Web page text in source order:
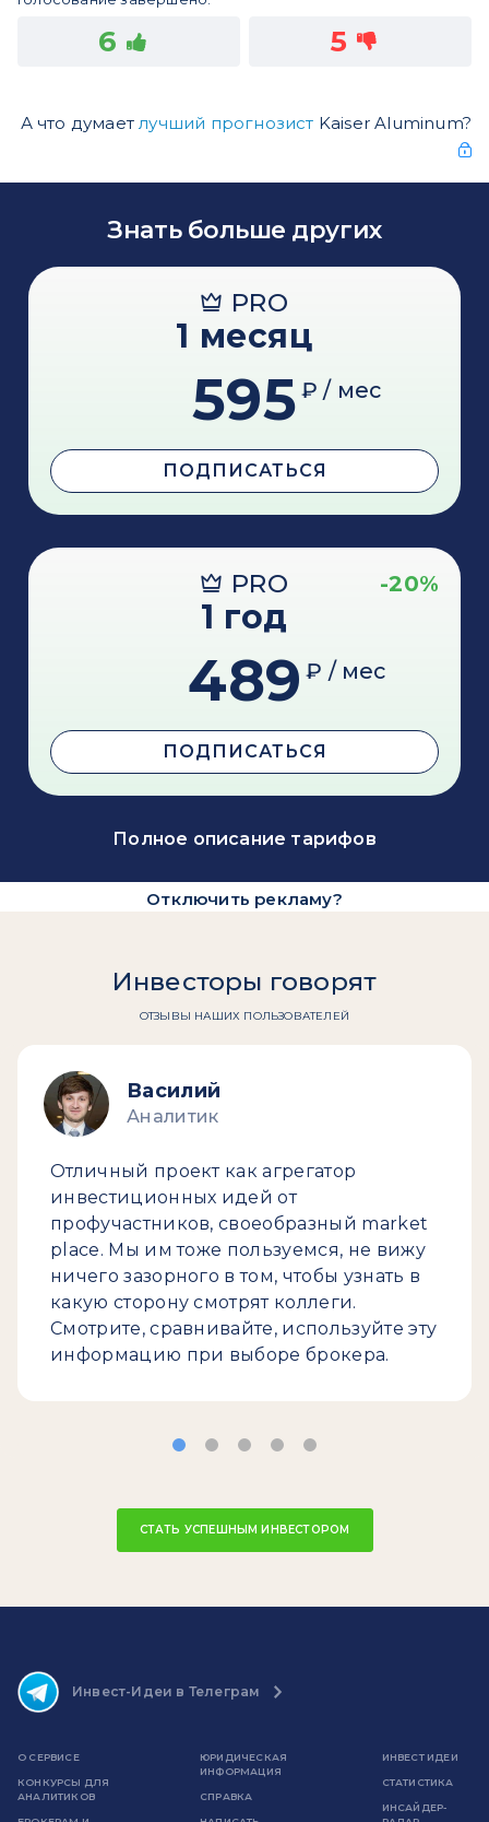
6 5
А что думает лучший прогнозист Kaiser Aluminum?
Знать больше других
PRO
1 месяц
595 ₽ / мес
ПОДПИСАТЬСЯ
PRO -20%
1 год
489 ₽ / мес
ПОДПИСАТЬСЯ
Полное описание тарифов
Отключить рекламу?
Инвесторы говорят
ОТЗЫВЫ НАШИХ ПОЛЬЗОВАТЕЛЕЙ
Василий
Аналитик
Отличный проект как агрегатор
инвестиционных идей от
профучастников, своеобразный market
place. Мы им тоже пользуемся, не вижу
ничего зазорного в том, чтобы узнать в
какую сторону смотрят коллеги.
Смотрите, сравнивайте, используйте эту
информацию при выборе брокера.
СТАТЬ УСПЕШНЫМ ИНВЕСТОРОМ
Инвест-Идеи в Телеграм
О СЕРВИСЕ
КОНКУРСЫ ДЛЯ
АНАЛИТИКОВ
ЮРИДИЧЕСКАЯ
ИНФОРМАЦИЯ
СПРАВКА
ИНВЕСТ ИДЕИ
СТАТИСТИКА
ИНСАЙДЕР-